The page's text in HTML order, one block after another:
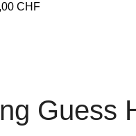
CHF
Guess